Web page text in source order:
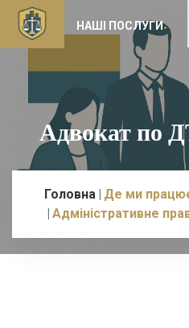
НАШІ ПОСЛУГИ
Адвокат по
Головна Де ми
Адміністративне